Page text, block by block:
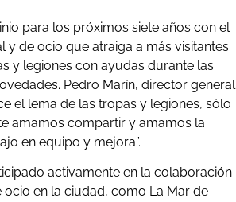
para los próximos siete años con el
de ocio que atraiga a más visitantes.
y legiones con ayudas durante las
Pedro Marín, director general
el lema de las tropas y legiones, sólo
amamos compartir y amamos la
en equipo y mejora”.
activamente en la colaboración
en la ciudad, como La Mar de